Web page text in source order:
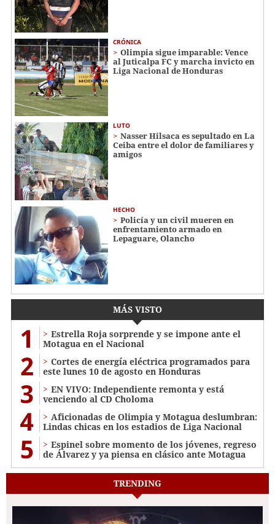
CRÓNICA
Olimpia sigue imparable: Vence
al Juticalpa FC y marcha invicto en
Liga Nacional de Honduras
LUTO
Nasser Hilsaca es sepultado en La
Ceiba entre el dolor de familiares y
amigos
HECHO
Policía y un civil mueren en
enfrentamiento armado en
Lepaguare, Olancho
MÁS VISTO
1
Estrella Roja sorprende y se impone ante el
Motagua en el Nacional
2
Cortes de energía eléctrica programados para
este lunes 10 de agosto en Honduras
3
EN VIVO: Independiente remonta y está
venciendo al CD Choloma
4
Aficionadas de Olimpia y Motagua deslumbran:
Lindas chicas en los estadios de Liga Nacional
5
Espinel sobre momento de los jóvenes, regreso
de Álvarez y ya piensa en clásico ante Motagua
TRENDING